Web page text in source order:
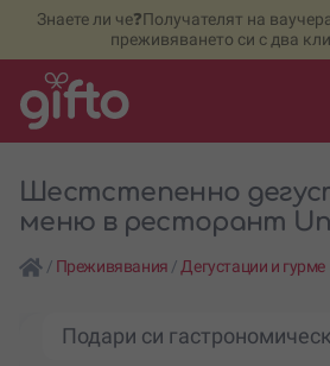
Знаете ли че❓Получателят на
преживяването си с два
Шестстепенно
меню в ресторант
/ Преживявания / Дегустации и гурме
Подари си